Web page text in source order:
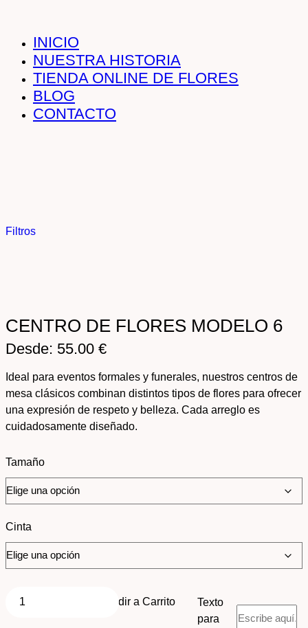
INICIO
NUESTRA HISTORIA
TIENDA ONLINE DE FLORES
BLOG
CONTACTO
CENTRO DE FLORES MODELO 6
Desde: 55.00 €
Ideal para eventos formales y funerales, nuestros centros de
mesa clásicos combinan distintos tipos de flores para ofrecer
una expresión de respeto y belleza. Cada arreglo es
cuidadosamente diseñado.
Tamaño
Cinta
Añadir a Carrito
Texto
para
Filtros